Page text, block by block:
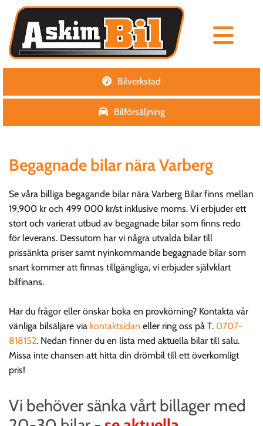
Bilverkstad
Bilförsäljning
Begagnade bilar nära Varberg
Se våra billiga begagande bilar nära Varberg Bilar finns mellan
19,900 kr och 499 000 kr/st inklusive moms. Vi erbjuder ett
stort och varierat utbud av begagnade bilar som finns redo
för leverans. Dessutom har vi några utvalda bilar till
prissänkta priser samt nyinkommande begagnade bilar som
snart kommer att finnas tillgängliga, vi erbjuder självklart
bilfinans.
Har du frågor eller önskar boka en provkörning? Kontakta vår
vänliga bilsäljare via kontaktsidan eller ring oss på T. 0707-
818152. Nedan finner du en lista med aktuella bilar till salu.
Missa inte chansen att hitta din drömbil till ett överkomligt
pris!
Vi behöver sänka vårt billager med